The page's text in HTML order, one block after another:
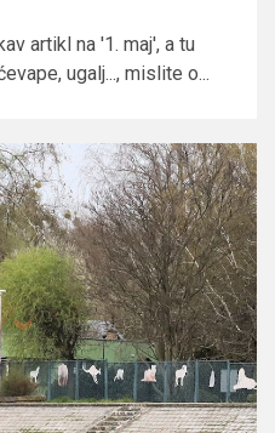
artikl na '1. maj', a tu
ugalj..., mislite o...